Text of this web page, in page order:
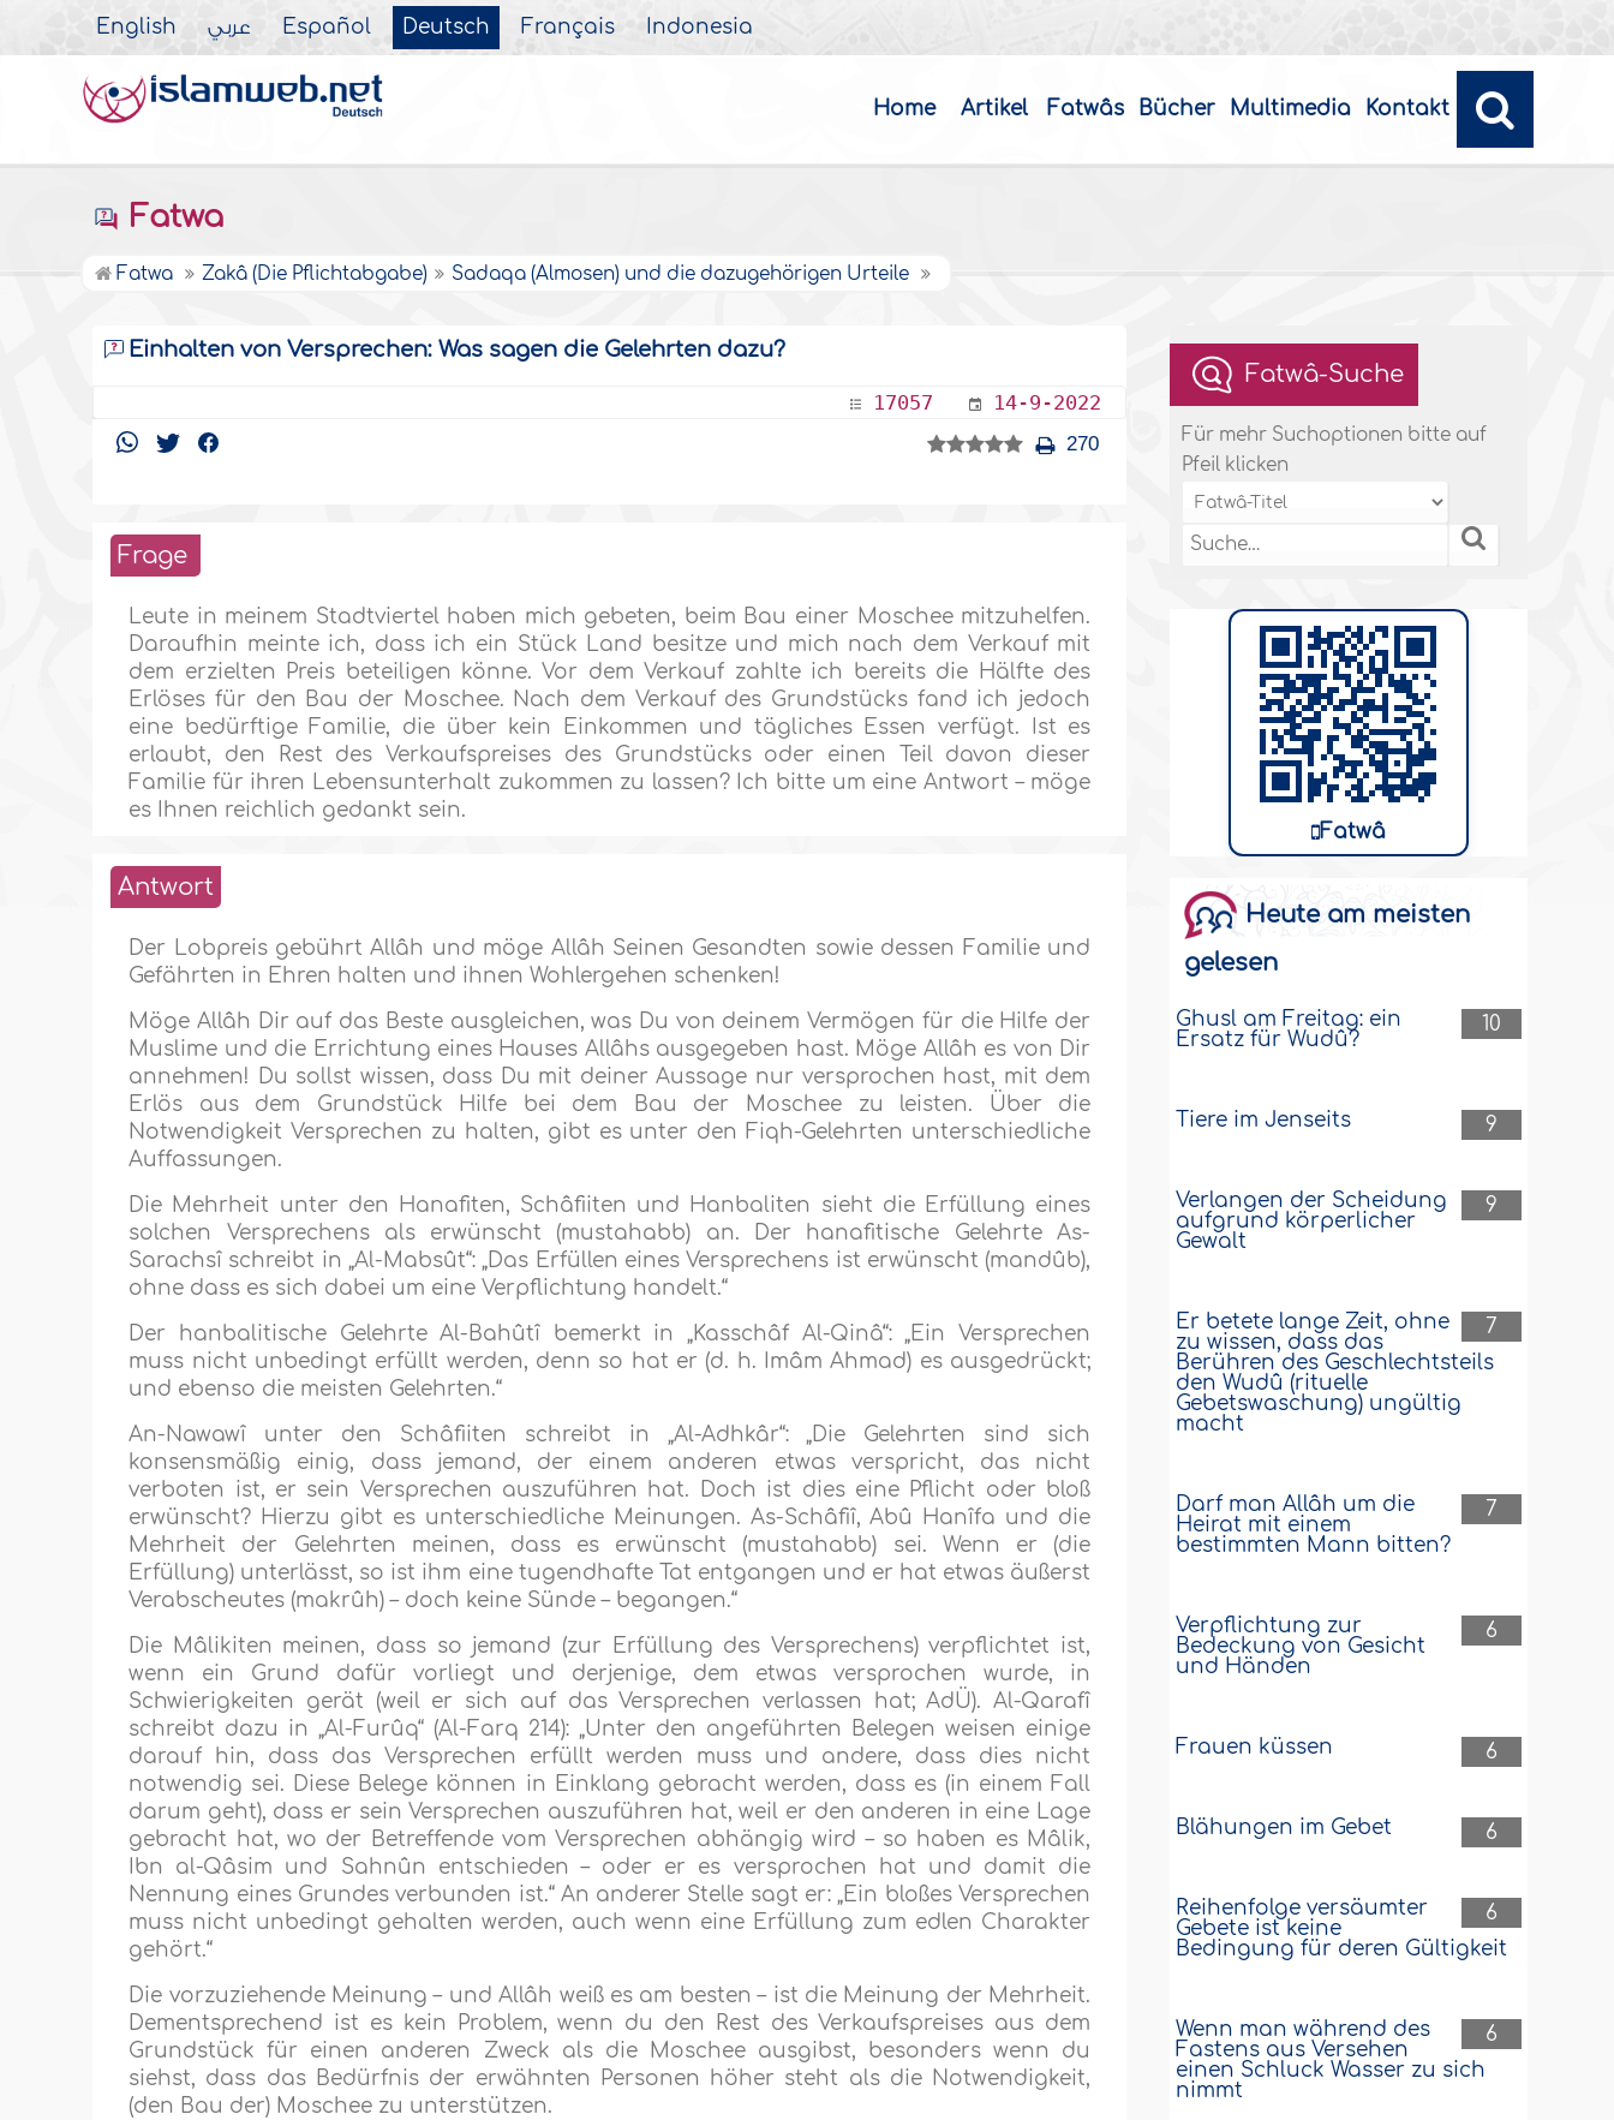
English عربي Español Deutsch Français Indonesia
Home Artikel Fatwâs Bücher Multimedia Kontakt
Fatwa
Fatwa Zakâ (Die Pflichtabgabe) Sadaqa (Almosen) und die dazugehörigen Urteile
Einhalten von Versprechen: Was sagen die Gelehrten dazu?
17057 14-9-2022
270
Frage
Leute in meinem Stadtviertel haben mich gebeten, beim Bau einer Moschee mitzuhelfen.
Daraufhin meinte ich, dass ich ein Stück Land besitze und mich nach dem Verkauf mit
dem erzielten Preis beteiligen könne. Vor dem Verkauf zahlte ich bereits die Hälfte des
Erlöses für den Bau der Moschee. Nach dem Verkauf des Grundstücks fand ich jedoch
eine bedürftige Familie, die über kein Einkommen und tägliches Essen verfügt. Ist es
erlaubt, den Rest des Verkaufspreises des Grundstücks oder einen Teil davon dieser
Familie für ihren Lebensunterhalt zukommen zu lassen? Ich bitte um eine Antwort – möge
es Ihnen reichlich gedankt sein.
Antwort
Der Lobpreis gebührt Allâh und möge Allâh Seinen Gesandten sowie dessen Familie und
Gefährten in Ehren halten und ihnen Wohlergehen schenken!
Möge Allâh Dir auf das Beste ausgleichen, was Du von deinem Vermögen für die Hilfe der
Muslime und die Errichtung eines Hauses Allâhs ausgegeben hast. Möge Allâh es von Dir
annehmen! Du sollst wissen, dass Du mit deiner Aussage nur versprochen hast, mit dem
Erlös aus dem Grundstück Hilfe bei dem Bau der Moschee zu leisten. Über die
Notwendigkeit Versprechen zu halten, gibt es unter den Fiqh-Gelehrten unterschiedliche
Auffassungen.
Die Mehrheit unter den Hanafiten, Schâfiiten und Hanbaliten sieht die Erfüllung eines
solchen Versprechens als erwünscht (mustahabb) an. Der hanafitische Gelehrte As-
Sarachsî schreibt in „Al-Mabsût“: „Das Erfüllen eines Versprechens ist erwünscht (mandûb),
ohne dass es sich dabei um eine Verpflichtung handelt.“
Der hanbalitische Gelehrte Al-Bahûtî bemerkt in „Kasschâf Al-Qinâ“: „Ein Versprechen
muss nicht unbedingt erfüllt werden, denn so hat er (d. h. Imâm Ahmad) es ausgedrückt;
und ebenso die meisten Gelehrten.“
An-Nawawî unter den Schâfiiten schreibt in „Al-Adhkâr“: „Die Gelehrten sind sich
konsensmäßig einig, dass jemand, der einem anderen etwas verspricht, das nicht
verboten ist, er sein Versprechen auszuführen hat. Doch ist dies eine Pflicht oder bloß
erwünscht? Hierzu gibt es unterschiedliche Meinungen. As-Schâfiî, Abû Hanîfa und die
Mehrheit der Gelehrten meinen, dass es erwünscht (mustahabb) sei. Wenn er (die
Erfüllung) unterlässt, so ist ihm eine tugendhafte Tat entgangen und er hat etwas äußerst
Verabscheutes (makrûh) – doch keine Sünde – begangen.“
Die Mâlikiten meinen, dass so jemand (zur Erfüllung des Versprechens) verpflichtet ist,
wenn ein Grund dafür vorliegt und derjenige, dem etwas versprochen wurde, in
Schwierigkeiten gerät (weil er sich auf das Versprechen verlassen hat; AdÜ). Al-Qarafî
schreibt dazu in „Al-Furûq“ (Al-Farq 214): „Unter den angeführten Belegen weisen einige
darauf hin, dass das Versprechen erfüllt werden muss und andere, dass dies nicht
notwendig sei. Diese Belege können in Einklang gebracht werden, dass es (in einem Fall
darum geht), dass er sein Versprechen auszuführen hat, weil er den anderen in eine Lage
gebracht hat, wo der Betreffende vom Versprechen abhängig wird – so haben es Mâlik,
Ibn al-Qâsim und Sahnûn entschieden – oder er es versprochen hat und damit die
Nennung eines Grundes verbunden ist.“ An anderer Stelle sagt er: „Ein bloßes Versprechen
muss nicht unbedingt gehalten werden, auch wenn eine Erfüllung zum edlen Charakter
gehört.“
Die vorzuziehende Meinung – und Allâh weiß es am besten – ist die Meinung der Mehrheit.
Dementsprechend ist es kein Problem, wenn du den Rest des Verkaufspreises aus dem
Grundstück für einen anderen Zweck als die Moschee ausgibst, besonders wenn du
siehst, dass das Bedürfnis der erwähnten Personen höher steht als die Notwendigkeit,
(den Bau der) Moschee zu unterstützen.
Fatwâ-Suche
Für mehr Suchoptionen bitte auf
Pfeil klicken
Fatwâ
Heute am meisten
gelesen
10
Ghusl am Freitag: ein
Ersatz für Wudû?
9
Tiere im Jenseits
9
Verlangen der Scheidung
aufgrund körperlicher
Gewalt
7
Er betete lange Zeit, ohne
zu wissen, dass das
Berühren des Geschlechtsteils
den Wudû (rituelle
Gebetswaschung) ungültig
macht
7
Darf man Allâh um die
Heirat mit einem
bestimmten Mann bitten?
6
Verpflichtung zur
Bedeckung von Gesicht
und Händen
6
Frauen küssen
6
Blähungen im Gebet
6
Reihenfolge versäumter
Gebete ist keine
Bedingung für deren Gültigkeit
6
Wenn man während des
Fastens aus Versehen
einen Schluck Wasser zu sich
nimmt